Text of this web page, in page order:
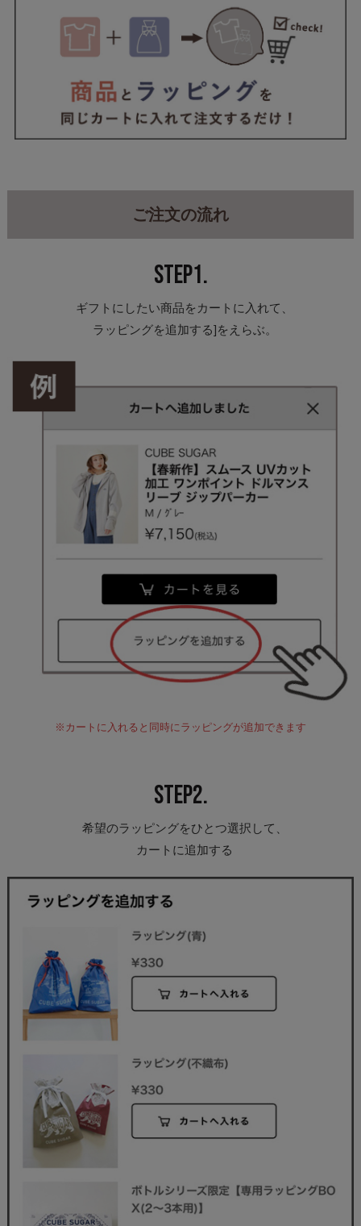
ご注文の流れ
STEP1.
ギフトにしたい商品をカートに入れて、
ラッピングを追加する]をえらぶ。
※カートに入れると同時にラッピングが追加できます
STEP2.
希望のラッピングをひとつ選択して、
カートに追加する